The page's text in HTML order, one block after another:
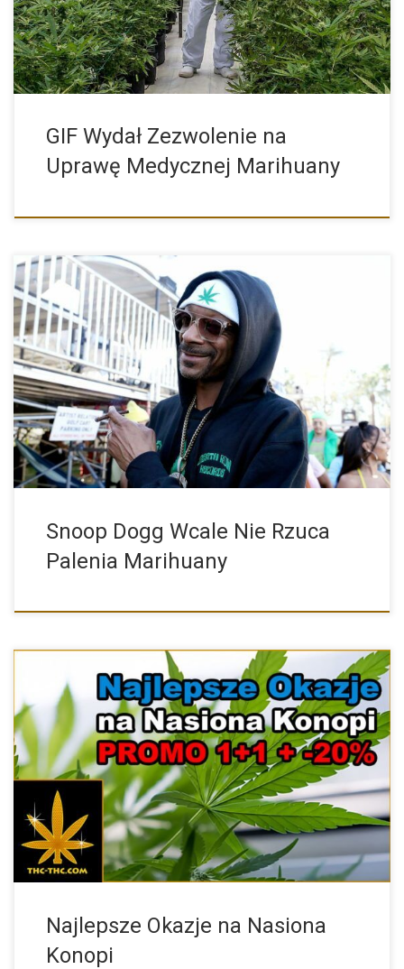
GIF Wydał Zezwolenie na
Uprawę Medycznej Marihuany
Snoop Dogg, legenda hip-hopu i jednocześnie wielki miłośnik
marihuany, niedawno […]
Snoop Dogg Wcale Nie Rzuca
Palenia Marihuany
W naszym sklepie właśnie pojawił się nowy dział. Co takiego […]
Najlepsze Okazje na Nasiona
Konopi